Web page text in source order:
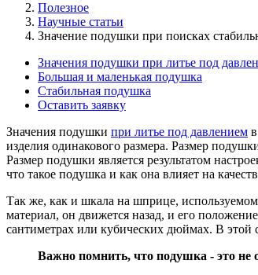
Полезное
Научные статьи
Значение подушки при поисках
Значения подушки при литье под
Большая и маленькая подушка
Стабильная подушка
Оставить заявку
Значения подушки при литье под давлением
изделия одинакового размера. Размер
Размер подушки является результатом
что такое подушка и как она влияет на
Так же, как и шкала на шприце,
материал, он движется назад, и его
сантиметрах или кубических дюймах. В этой
Важно помнить, что подушка - это не